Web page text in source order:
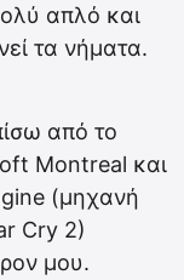
απλό και
τα νήματα.
από το
Montreal και
(μηχανή
Cry 2)
μου.